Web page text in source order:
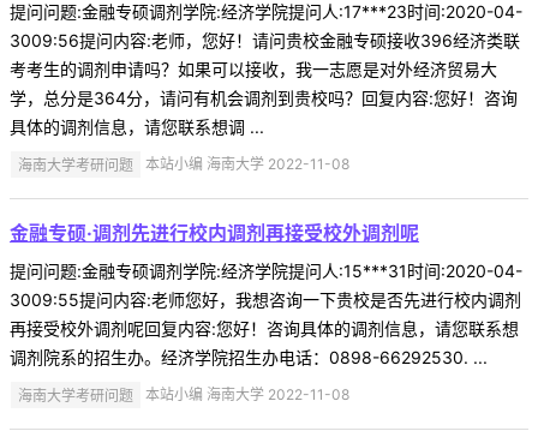
提问问题:金融专硕调剂学院:经济学院提问人:17***23时间:2020-04-
3009:56提问内容:老师，您好！请问贵校金融专硕接收396经济类联
考考生的调剂申请吗？如果可以接收，我一志愿是对外经济贸易大
学，总分是364分，请问有机会调剂到贵校吗？回复内容:您好！咨询
具体的调剂信息，请您联系想调 ...
海南大学考研问题 本站小编 海南大学 2022-11-08
金融专硕·调剂先进行校内调剂再接受校外调剂呢
提问问题:金融专硕调剂学院:经济学院提问人:15***31时间:2020-04-
3009:55提问内容:老师您好，我想咨询一下贵校是否先进行校内调剂
再接受校外调剂呢回复内容:您好！咨询具体的调剂信息，请您联系想
调剂院系的招生办。经济学院招生办电话：0898-66292530. ...
海南大学考研问题 本站小编 海南大学 2022-11-08